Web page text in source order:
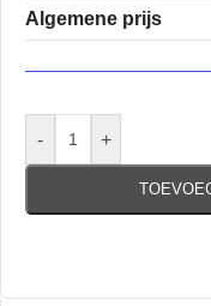
Algemene prijs
- +